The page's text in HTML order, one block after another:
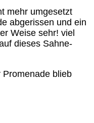
mehr umgesetzt
abgerissen und ein
Weise sehr! viel
dieses Sahne-
Promenade blieb